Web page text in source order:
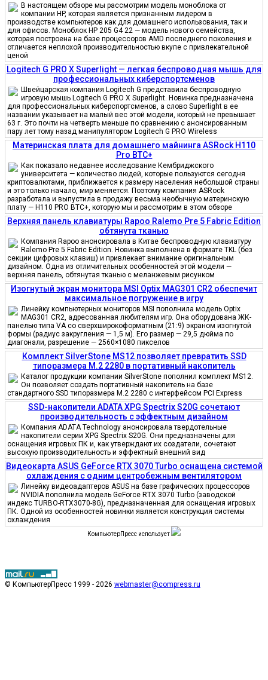
В настоящем обзоре мы рассмотрим модель моноблока от
компании HP, которая является признанным лидером в
производстве компьютеров как для домашнего использования, так и
для офисов. Моноблок HP 205 G4 22 — модель нового семейства,
которая построена на базе процессоров AMD последнего поколения и
отличается неплохой производительностью вкупе с привлекательной
ценой
Logitech G PRO X Superlight — легкая беспроводная мышь для
профессиональных киберспортсменов
Швейцарская компания Logitech G представила беспроводную
игровую мышь Logitech G PRO X Superlight. Новинка предназначена
для профессиональных киберспортсменов, а слово Superlight в ее
названии указывает на малый вес этой модели, который не превышает
63 г. Это почти на четверть меньше по сравнению с анонсированным
пару лет тому назад манипулятором Logitech G PRO Wireless
Материнская плата для домашнего майнинга ASRock H110
Pro BTC+
Как показало недавнее исследование Кембриджского
университета — количество людей, которые пользуются сегодня
криптовалютами, приближается к размеру населения небольшой страны
и это только начало, мир меняется. Поэтому компания ASRock
разработала и выпустила в продажу весьма необычную материнскую
плату — H110 PRO BTC+, которую мы и рассмотрим в этом обзоре
Верхняя панель клавиатуры Rapoo Ralemo Pre 5 Fabric Edition
обтянута тканью
Компания Rapoo анонсировала в Китае беспроводную клавиатуру
Ralemo Pre 5 Fabric Edition. Новинка выполнена в формате TKL (без
секции цифровых клавиш) и привлекает внимание оригинальным
дизайном. Одна из отличительных особенностей этой модели —
верхняя панель, обтянутая тканью с меланжевым рисунком
Изогнутый экран монитора MSI Optix MAG301 CR2 обеспечит
максимальное погружение в игру
Линейку компьютерных мониторов MSI пополнила модель Optix
MAG301 CR2, адресованная любителям игр. Она оборудована ЖК-
панелью типа VA со сверхширокоформатным (21:9) экраном изогнутой
формы (радиус закругления — 1,5 м). Его размер — 29,5 дюйма по
диагонали, разрешение — 2560×1080 пикселов
Комплект SilverStone MS12 позволяет превратить SSD
типоразмера M.2 2280 в портативный накопитель
Каталог продукции компании SilverStone пополнил комплект MS12.
Он позволяет создать портативный накопитель на базе
стандартного SSD типоразмера M.2 2280 с интерфейсом PCI Express
SSD-накопители ADATA XPG Spectrix S20G сочетают
производительность с эффектным дизайном
Компания ADATA Technology анонсировала твердотельные
накопители серии XPG Spectrix S20G. Они предназначены для
оснащения игровых ПК и, как утверждают их создатели, сочетают
высокую производительность и эффектный внешний вид
Видеокарта ASUS GeForce RTX 3070 Turbo оснащена системой
охлаждения с одним центробежным вентилятором
Линейку видеоадаптеров ASUS на базе графических процессоров
NVIDIA пополнила модель GeForce RTX 3070 Turbo (заводской
индекс TURBO-RTX3070-8G), предназначенная для оснащения игровых
ПК. Одной из особенностей новинки является конструкция системы
охлаждения
КомпьютерПресс использует
© КомпьютерПресс 1999 - 2026 webmaster@compress.ru